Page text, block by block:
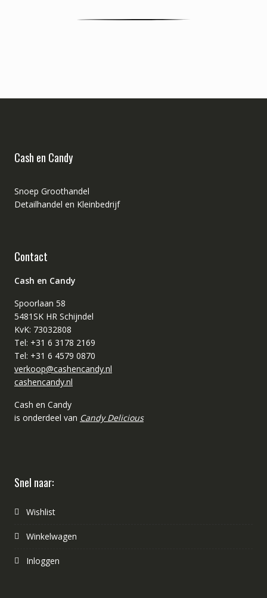
Cash en Candy
Snoep Groothandel
Detailhandel en Kleinbedrijf
Contact
Cash en Candy
Spoorlaan 58
5481SK HR Schijndel
KvK: 73032808
Tel: +31 6 3178 2169
Tel: +31 6 4579 0870
verkoop@cashencandy.nl
cashencandy.nl
Cash en Candy
is onderdeel van Candy Delicious
Snel naar:
Wishlist
Winkelwagen
Inloggen